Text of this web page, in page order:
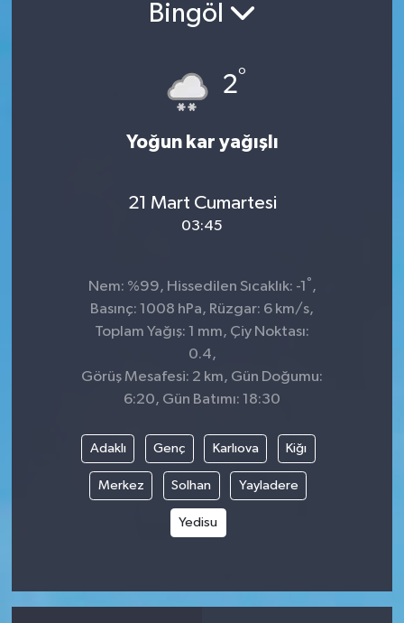
Bingöl
2°
Yoğun kar yağışlı
21 Mart Cumartesi
03:45
Nem: %99, Hissedilen Sıcaklık: -1 ° ,
Basınç: 1008 hPa, Rüzgar: 6 km/s,
Toplam Yağış: 1 mm, Çiy Noktası:
0.4,
Görüş Mesafesi: 2 km, Gün Doğumu:
6:20, Gün Batımı: 18:30
Adaklı Genç Karlıova Kiğı
Merkez Solhan Yayladere
Yedisu